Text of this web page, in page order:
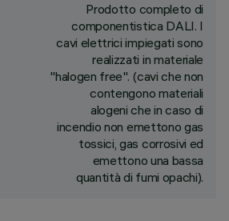
Prodotto completo di
componentistica DALI. I
cavi elettrici impiegati sono
realizzati in materiale
"halogen free". (cavi che non
contengono materiali
alogeni che in caso di
incendio non emettono gas
tossici, gas corrosivi ed
emettono una bassa
quantità di fumi opachi).